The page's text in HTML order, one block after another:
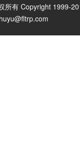
所有 Copyright 1999-